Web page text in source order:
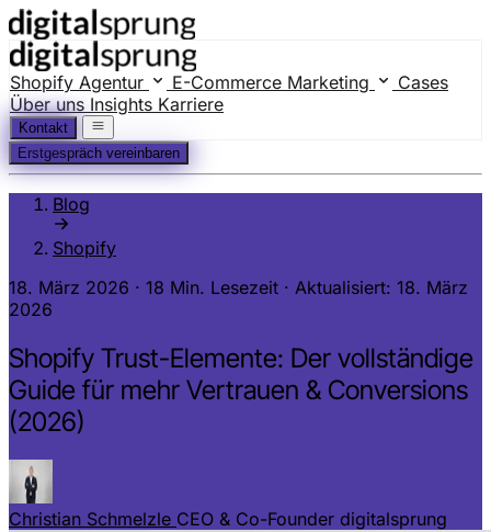
Shopify Agentur E-Commerce Marketing
Cases
Über uns Insights Karriere
Kontakt
Erstgespräch vereinbaren
Blog
Shopify
18. März 2026 · 18 Min. Lesezeit · Aktualisiert: 18. März
2026
Shopify Trust-Elemente: Der vollständige
Guide für mehr Vertrauen & Conversions
(2026)
Christian Schmelzle CEO & Co-Founder digitalsprung